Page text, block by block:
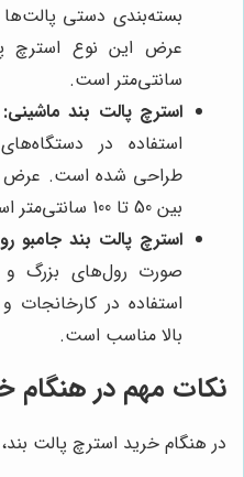
بسته‌بندی دستی
سانتی‌متر است.
استرچ پالت بند ماشینی:
استفاده در
طراحی شده است. عرض
بین 50 تا 100 سانتی‌متر است.
استرچ پالت بند جامبو
صورت رول‌های بزرگ
استفاده در
بالا مناسب است.
نکات مهم در هنگام
در هنگام خرید استرچ پالت